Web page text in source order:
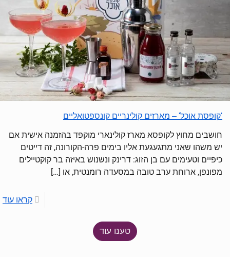
'קופסת אוכל' – מארזים קולינריים קונספטואליים
חושבים מחוץ לקופסא מארז קולינארי מוקפד בהזמנה אישית אם
יש משהו שאני מתגעגעת אליו בימים פרה-הקורונה, זה דייטים
כיפיים וטעימים עם בן הזוג: דרינק ונשנוש באיזה בר קוקטיילים
מפונפן, ארוחת ערב טובה במסעדה רומנטית, או […]
קראו עוד
טענו עוד